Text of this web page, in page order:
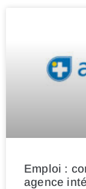
Emploi :
agence